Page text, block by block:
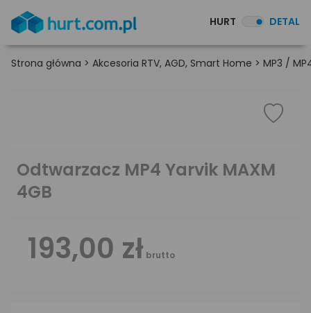
HURT DETAL
Strona główna > Akcesoria RTV, AGD, Smart Home > MP3 /
Odtwarzacz MP4 Yarvik MAXM
4GB
193,00 zł brutto